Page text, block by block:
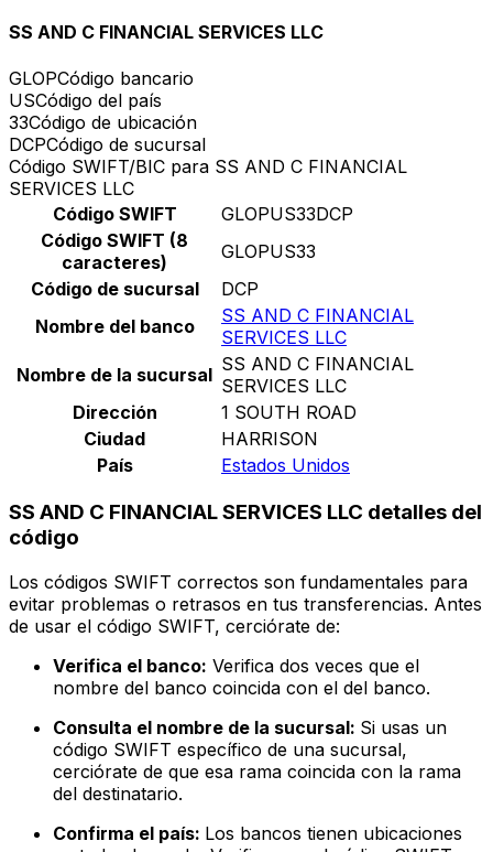
SS AND C FINANCIAL SERVICES LLC
GLOPCódigo bancario
USCódigo del país
33Código de ubicación
DCPCódigo de sucursal
Código SWIFT/BIC para SS AND C FINANCIAL
SERVICES LLC
Código SWIFT
GLOPUS33DCP
Código SWIFT (8
caracteres)
GLOPUS33
Código de sucursal
DCP
Nombre del banco
SS AND C FINANCIAL
SERVICES LLC
Nombre de la sucursal SS AND C FINANCIAL
SERVICES LLC
Dirección
1 SOUTH ROAD
Ciudad
HARRISON
País
Estados Unidos
SS AND C FINANCIAL SERVICES LLC detalles del
código
Los códigos SWIFT correctos son fundamentales para
evitar problemas o retrasos en tus transferencias. Antes
de usar el código SWIFT, cerciórate de:
Verifica el banco: Verifica dos veces que el
nombre del banco coincida con el del banco.
Consulta el nombre de la sucursal: Si usas un
código SWIFT específico de una sucursal,
cerciórate de que esa rama coincida con la rama
del destinatario.
Confirma el país: Los bancos tienen ubicaciones